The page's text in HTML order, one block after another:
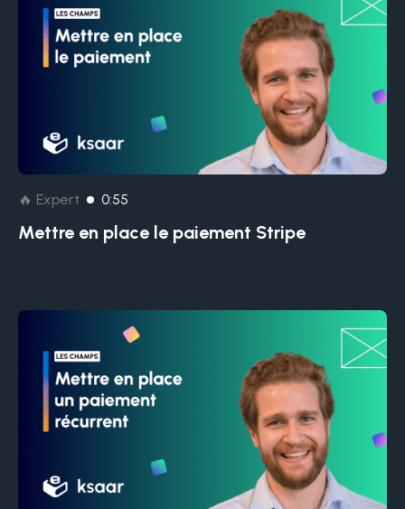
🔥 Expert 0:55
Mettre en place le paiement Stripe